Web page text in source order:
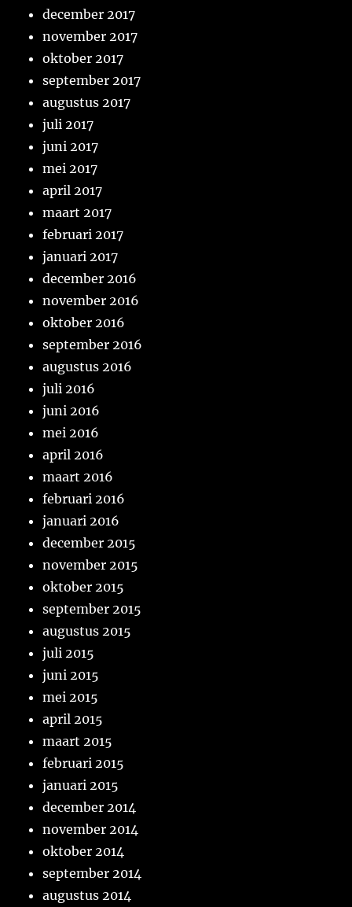
december 2017
november 2017
oktober 2017
september 2017
augustus 2017
juli 2017
juni 2017
mei 2017
april 2017
maart 2017
februari 2017
januari 2017
december 2016
november 2016
oktober 2016
september 2016
augustus 2016
juli 2016
juni 2016
mei 2016
april 2016
maart 2016
februari 2016
januari 2016
december 2015
november 2015
oktober 2015
september 2015
augustus 2015
juli 2015
juni 2015
mei 2015
april 2015
maart 2015
februari 2015
januari 2015
december 2014
november 2014
oktober 2014
september 2014
augustus 2014